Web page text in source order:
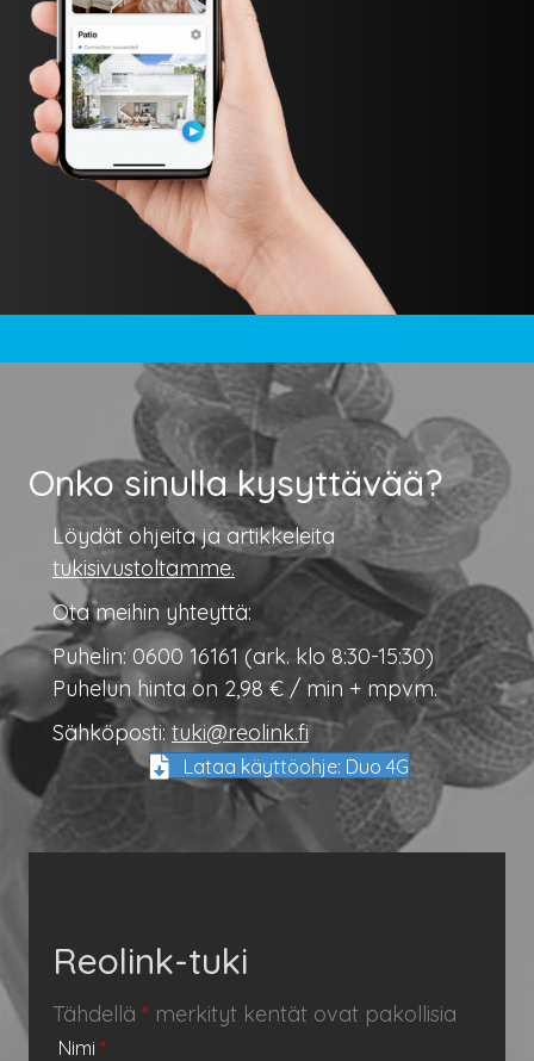
Onko sinulla kysyttävää?
Löydät ohjeita ja artikkeleita
tukisivustoltamme.
Ota meihin yhteyttä:
Puhelin: 0600 16161 (ark. klo 8:30-15:30)
Puhelun hinta on 2,98 € / min + mpvm.
Sähköposti: tuki@reolink.fi
Lataa käyttöohje: Duo 4G
Reolink-tuki
Tähdellä * merkityt kentät ovat pakollisia
Nimi *